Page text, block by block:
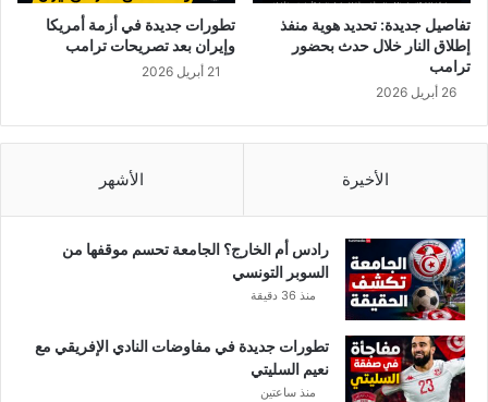
تفاصيل جديدة: تحديد هوية منفذ
إطلاق النار خلال حدث بحضور
ترامب
26 أبريل 2026
تطورات جديدة في أزمة أمريكا
وإيران بعد تصريحات ترامب
21 أبريل 2026
الأخيرة الأشهر
رادس أم الخارج؟ الجامعة تحسم موقفها من
السوبر التونسي
منذ 36 دقيقة
تطورات جديدة في مفاوضات النادي الإفريقي مع
نعيم السليتي
منذ ساعتين